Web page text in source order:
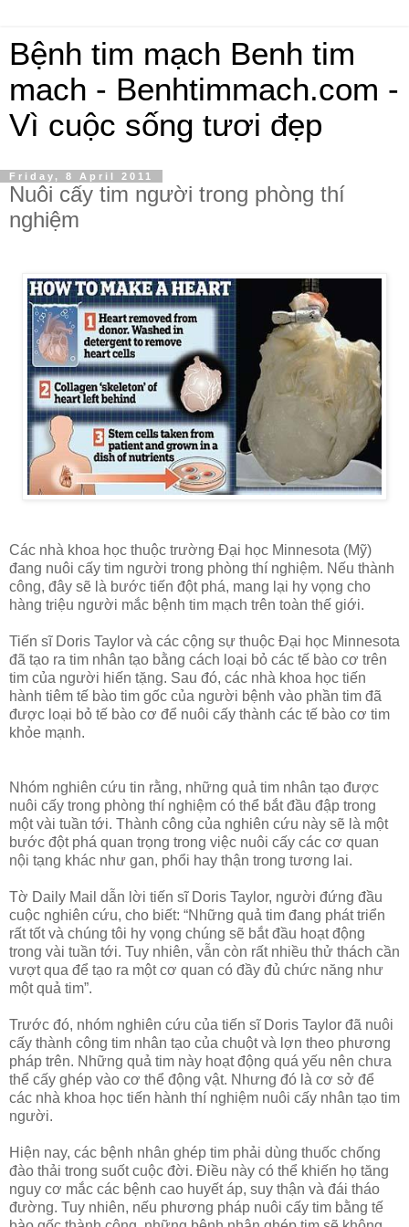
Bệnh tim mạch Benh tim
mach - Benhtimmach.com -
Vì cuộc sống tươi đẹp
Friday, 8 April 2011
Nuôi cấy tim người trong phòng thí
nghiệm
Các nhà khoa học thuộc trường Đại học Minnesota (Mỹ)
đang nuôi cấy tim người trong phòng thí nghiệm. Nếu thành
công, đây sẽ là bước tiến đột phá, mang lại hy vọng cho
hàng triệu người mắc bệnh tim mạch trên toàn thế giới.
Tiến sĩ Doris Taylor và các cộng sự thuộc Đại học Minnesota
đã tạo ra tim nhân tạo bằng cách loại bỏ các tế bào cơ trên
tim của người hiến tặng. Sau đó, các nhà khoa học tiến
hành tiêm tế bào tim gốc của người bệnh vào phần tim đã
được loại bỏ tế bào cơ để nuôi cấy thành các tế bào cơ tim
khỏe mạnh.
Nhóm nghiên cứu tin rằng, những quả tim nhân tạo được
nuôi cấy trong phòng thí nghiệm có thể bắt đầu đập trong
một vài tuần tới. Thành công của nghiên cứu này sẽ là một
bước đột phá quan trọng trong việc nuôi cấy các cơ quan
nội tạng khác như gan, phổi hay thận trong tương lai.
Tờ Daily Mail dẫn lời tiến sĩ Doris Taylor, người đứng đầu
cuộc nghiên cứu, cho biết: “Những quả tim đang phát triển
rất tốt và chúng tôi hy vọng chúng sẽ bắt đầu hoạt động
trong vài tuần tới. Tuy nhiên, vẫn còn rất nhiều thử thách cần
vượt qua để tạo ra một cơ quan có đầy đủ chức năng như
một quả tim”.
Trước đó, nhóm nghiên cứu của tiến sĩ Doris Taylor đã nuôi
cấy thành công tim nhân tạo của chuột và lợn theo phương
pháp trên. Những quả tim này hoạt động quá yếu nên chưa
thể cấy ghép vào cơ thể động vật. Nhưng đó là cơ sở để
các nhà khoa học tiến hành thí nghiệm nuôi cấy nhân tạo tim
người.
Hiện nay, các bệnh nhân ghép tim phải dùng thuốc chống
đào thải trong suốt cuộc đời. Điều này có thể khiến họ tăng
nguy cơ mắc các bệnh cao huyết áp, suy thận và đái tháo
đường. Tuy nhiên, nếu phương pháp nuôi cấy tim bằng tế